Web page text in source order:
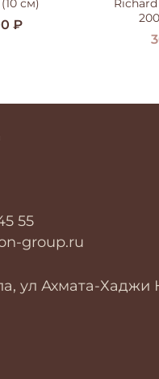
₽
55
group.ru
ул Ахмата-Хаджи